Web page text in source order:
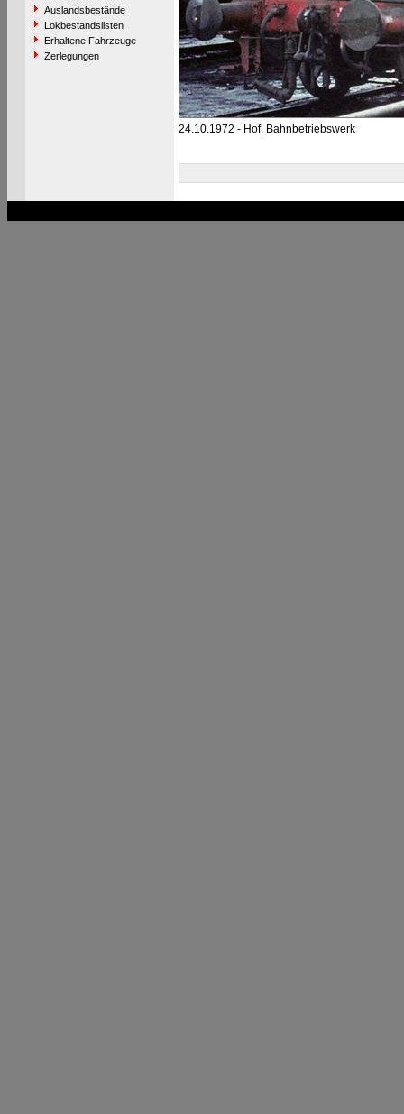
Auslandsbestände
Lokbestandslisten
Erhaltene Fahrzeuge
Zerlegungen
24.10.1972 - Hof, Bahnbetriebswerk